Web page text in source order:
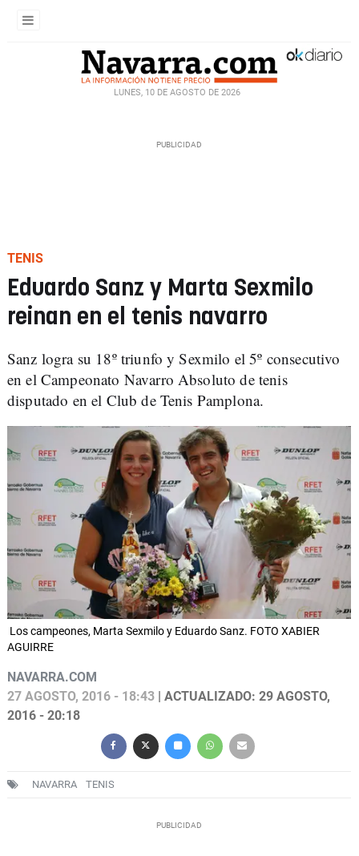
LUNES, 10 DE AGOSTO DE 2026
TENIS
Eduardo Sanz y Marta Sexmilo
reinan en el tenis navarro
Sanz logra su 18º triunfo y Sexmilo el 5º consecutivo
en el Campeonato Navarro Absoluto de tenis
disputado en el Club de Tenis Pamplona.
Los campeones, Marta Sexmilo y Eduardo Sanz. FOTO XABIER
AGUIRRE
NAVARRA.COM
27 AGOSTO, 2016 - 18:43 | ACTUALIZADO: 29 AGOSTO,
2016 - 20:18
NAVARRA TENIS